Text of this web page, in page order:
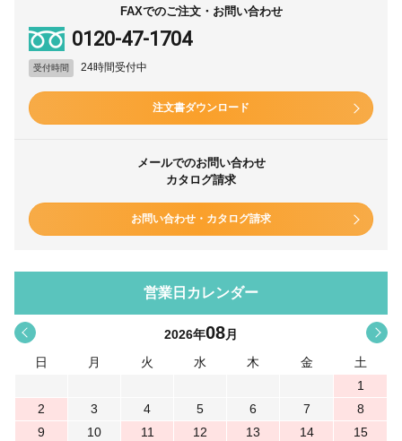
FAXでのご注文・お問い合わせ
0120-47-1704
受付時間 24時間受付中
注文書ダウンロード
メールでのお問い合わせ
カタログ請求
お問い合わせ・カタログ請求
営業日カレンダー
< >
2026年08月
日
月 火 水 木 金
土
1
2
3 4 5 6 7
8
9
10 11 12 13 14
15